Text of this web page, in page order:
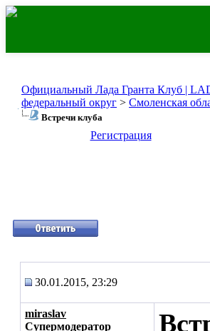
Официальный Лада Гранта Клуб |
федеральный округ > Смоленская
Встречи клуба
Регистрация
30.01.2015, 23:29
miraslav
Супермодератор